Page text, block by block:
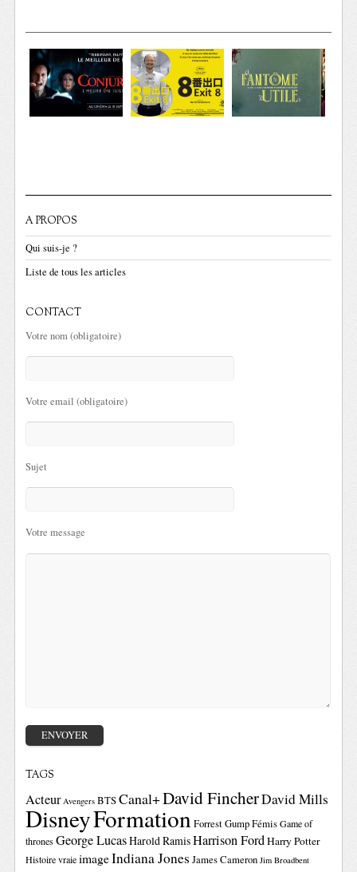
A PROPOS
Qui suis-je ?
Liste de tous les articles
CONTACT
Votre nom (obligatoire)
Votre email (obligatoire)
Sujet
Votre message
TAGS
Acteur Avengers BTSCanal+David FincherDavid Mills
DisneyFormation Forrest GumpFémis Game of
thrones George LucasHarold RamisHarrison FordHarry Potter
Histoire vraie imageIndiana Jones James Cameron Jim Broadbent